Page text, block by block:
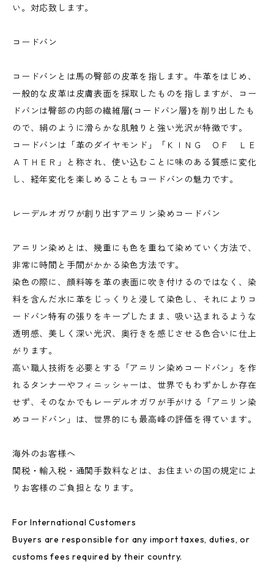
い。対応致します。
コードバン
コードバンとは馬の臀部の皮革を指します。牛革をはじめ、
一般的な皮革は皮膚表面を採取したものを指しますが、コー
ドバンは臀部の内部の繊維層(コードバン層)を削り出したも
ので、絹のように滑らかな肌触りと強い光沢が特徴です。
コードバンは「革のダイヤモンド」「ＫＩＮＧ ＯＦ ＬＥ
ＡＴＨＥＲ」と称され、使い込むことに味のある質感に変化
し、経年変化を楽しめることもコードバンの魅力です。
レーデルオガワが創り出すアニリン染めコードバン
アニリン染めとは、幾重にも色を重ねて染めていく方法で、
非常に時間と手間がかかる染色方法です。
染色の際に、顔料等を革の表面に吹き付けるのではなく、染
料を含んだ水に革をじっくりと浸して染色し、それによりコ
ードバン特有の張りをキープしたまま、吸い込まれるような
透明感、美しく深い光沢、奥行きを感じさせる色合いに仕上
がります。
高い職人技術を必要とする「アニリン染めコードバン」を作
れるタンナーやフィニッシャーは、世界でもわずかしか存在
せず、そのなかでもレーデルオガワが手がける「アニリン染
めコードバン」は、世界的にも最高峰の評価を得ています。
海外のお客様へ
関税・輸入税・通関手数料などは、お住まいの国の規定によ
りお客様のご負担となります。
For International Customers
Buyers are responsible for any import taxes, duties, or
customs fees required by their country.